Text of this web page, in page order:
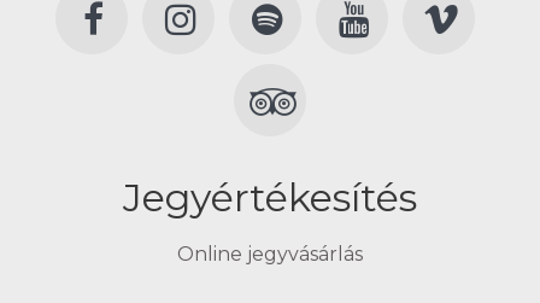
Jegyértékesítés
Online jegyvásárlás